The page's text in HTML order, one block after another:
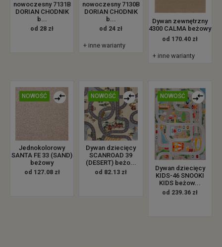
nowoczesny 7131B
DORIAN CHODNIK
b...
od 28 zł
nowoczesny 7130B
DORIAN CHODNIK
b...
od 24 zł
+ inne warianty
Dywan zewnętrzny
4300 CALMA beżowy
od 170.40 zł
+ inne warianty
NOWOŚĆ
Jednokolorowy
SANTA FE 33 (SAND)
beżowy
od 127.08 zł
NOWOŚĆ
Dywan dziecięcy
SCANROAD 39
(DESERT) beżo...
od 82.13 zł
NOWOŚĆ
Dywan dziecięcy
KIDS-46 SNOOKI
KIDS beżow...
od 239.36 zł